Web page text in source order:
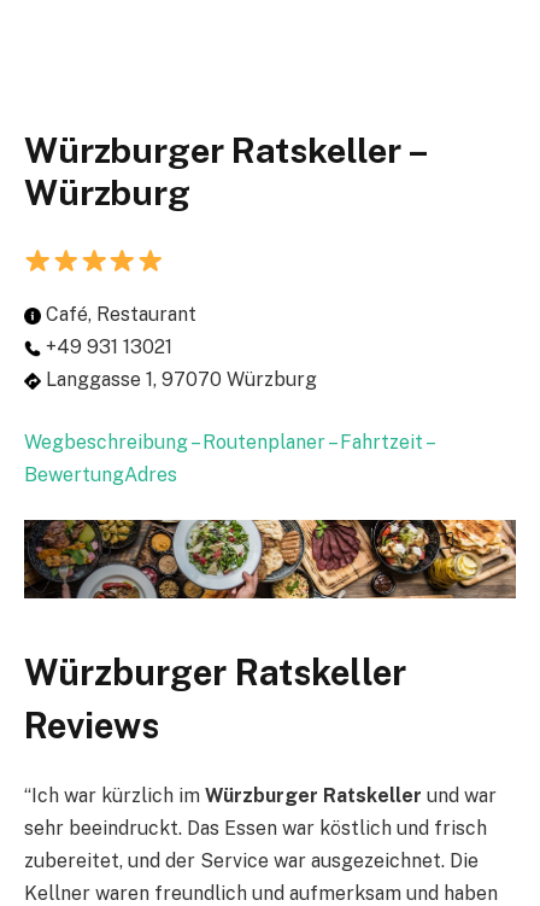
Würzburger Ratskeller –
Würzburg
Café, Restaurant
+49 931 13021
Langgasse 1, 97070 Würzburg
Wegbeschreibung – Routenplaner – Fahrtzeit –
BewertungAdres
Würzburger Ratskeller
Reviews
“Ich war kürzlich im Würzburger Ratskeller und war
sehr beeindruckt. Das Essen war köstlich und frisch
zubereitet, und der Service war ausgezeichnet. Die
Kellner waren freundlich und aufmerksam und haben